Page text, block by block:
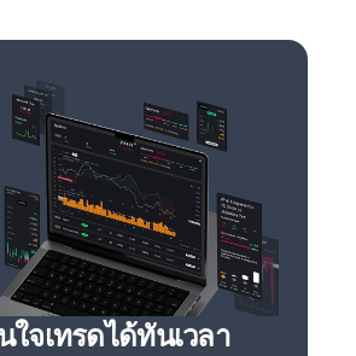
จเทรดได้ทันเวลา